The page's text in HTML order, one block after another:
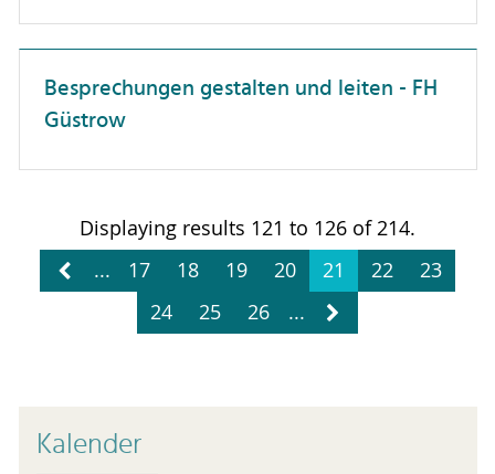
Projektmanagement
Selbstmanagement
Studierendenberatung
Vielfalt
Wissenschaftskommunikation
Zusammenarbeit
wissenschaftliche Publikationen
Besprechungen gestalten und leiten - FH
Güstrow
Displaying results 121 to 126 of 214.
...
17 18 19 20 21 22
23
24
25 26 ...
Kalender